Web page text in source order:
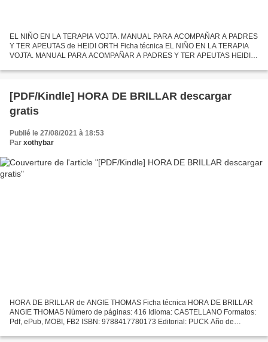
EL NIÑO EN LA TERAPIA VOJTA. MANUAL PARA ACOMPAÑAR A PADRES
Y TER APEUTAS de HEIDI ORTH Ficha técnica EL NIÑO EN LA TERAPIA
VOJTA. MANUAL PARA ACOMPAÑAR A PADRES Y TER APEUTAS HEIDI
MOBI,...
[PDF/Kindle] HORA DE BRILLAR descargar
gratis
Publié le 27/08/2021 à 18:53
Par xothybar
HORA DE BRILLAR de ANGIE THOMAS Ficha técnica HORA DE BRILLAR
ANGIE THOMAS Número de páginas: 416 Idioma: CASTELLANO Formatos:
Pdf, ePub, MOBI, FB2 ISBN: 9788417780173 Editorial: PUCK Año de